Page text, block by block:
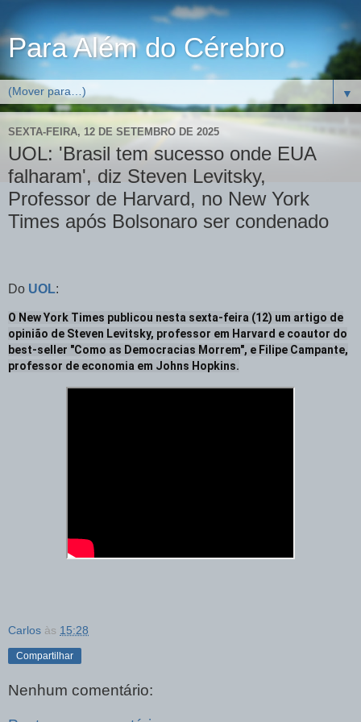
Para Além do Cérebro
▼
SEXTA-FEIRA, 12 DE SETEMBRO DE 2025
UOL: 'Brasil tem sucesso onde EUA
falharam', diz Steven Levitsky,
Professor de Harvard, no New York
Times após Bolsonaro ser condenado
Do UOL:
O New York Times publicou nesta sexta-feira (12) um artigo de
opinião de Steven Levitsky, professor em Harvard e coautor do
best-seller "Como as Democracias Morrem", e Filipe Campante,
professor de economia em Johns Hopkins.
Carlos às 15:28
Compartilhar
Nenhum comentário: